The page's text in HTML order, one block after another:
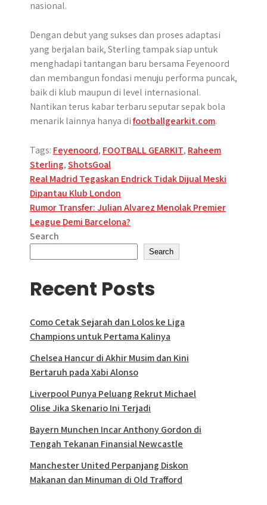
nasional.
Dengan debut yang sukses dan proses adaptasi
yang berjalan baik, Sterling tampak siap untuk
menghadapi tantangan baru bersama Feyenoord
dan membangun fondasi menuju performa puncak,
baik di klub maupun di level internasional.
Nantikan terus kabar terbaru seputar sepak bola
menarik lainnya hanya difootballgearkit.com.
Tags: Feyenoord, FOOTBALL GEARKIT, Raheem
Sterling,ShotsGoal
Post
navigation
Real Madrid Tegaskan Endrick Tidak Dijual Meski
Dipantau Klub London
Rumor Transfer: Julian Alvarez Menolak Premier
League Demi Barcelona?
Search
Search
Recent Posts
Como Cetak Sejarah dan Lolos ke Liga
Champions untuk Pertama Kalinya
Chelsea Hancur di Akhir Musim dan Kini
Bertaruh pada Xabi Alonso
Liverpool Punya Peluang Rekrut Michael
Olise Jika Skenario Ini Terjadi
Bayern Munchen Incar Anthony Gordon di
Tengah Tekanan Finansial Newcastle
Manchester United Perpanjang Diskon
Makanan dan Minuman di Old Trafford